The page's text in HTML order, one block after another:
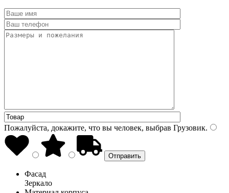
Пожалуйста, докажите, что вы человек, выбрав Грузовик.
Фасад
Зеркало